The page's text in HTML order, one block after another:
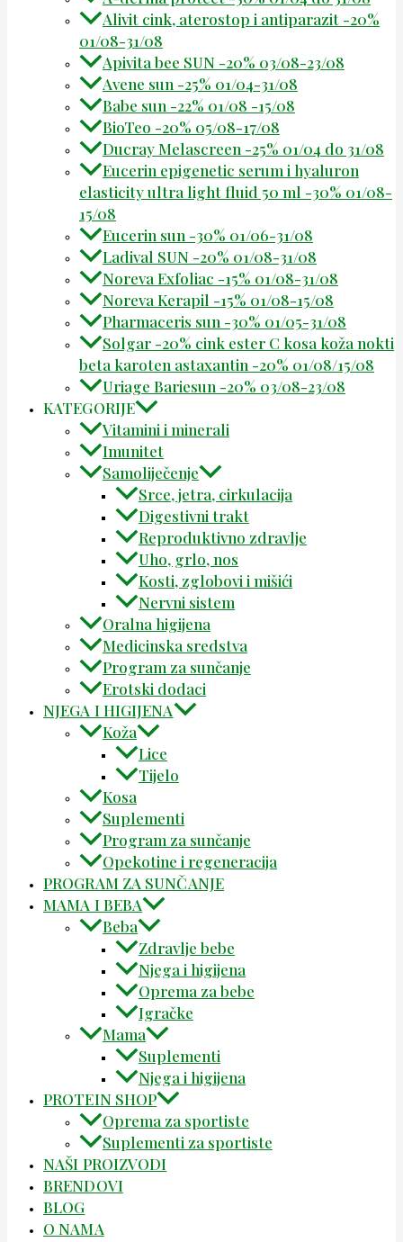
Alivit cink, aterostop i antiparazit -20%
01/08-31/08
Apivita bee SUN -20% 03/08-23/08
Avene sun -25% 01/04-31/08
Babe sun -22% 01/08 -15/08
BioTeo -20% 05/08-17/08
Ducray Melascreen -25% 01/04 do 31/08
Eucerin epigenetic serum i hyaluron
elasticity ultra light fluid 50 ml -30% 01/08-
15/08
Eucerin sun -30% 01/06-31/08
Ladival SUN -20% 01/08-31/08
Noreva Exfoliac -15% 01/08-31/08
Noreva Kerapil -15% 01/08-15/08
Pharmaceris sun -30% 01/05-31/08
Solgar -20% cink ester C kosa koža nokti
beta karoten astaxantin -20% 01/08/15/08
Uriage Bariesun -20% 03/08-23/08
KATEGORIJE
Vitamini i minerali
Imunitet
Samoliječenje
Srce, jetra, cirkulacija
Digestivni trakt
Reproduktivno zdravlje
Uho, grlo, nos
Kosti, zglobovi i mišići
Nervni sistem
Oralna higijena
Medicinska sredstva
Program za sunčanje
Erotski dodaci
NJEGA I HIGIJENA
Koža
Lice
Tijelo
Kosa
Suplementi
Program za sunčanje
Opekotine i regeneracija
PROGRAM ZA SUNČANJE
MAMA I BEBA
Beba
Zdravlje bebe
Njega i higijena
Oprema za bebe
Igračke
Mama
Suplementi
Njega i higijena
PROTEIN SHOP
Oprema za sportiste
Suplementi za sportiste
NAŠI PROIZVODI
BRENDOVI
BLOG
O NAMA